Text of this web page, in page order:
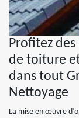
Profitez
de toiture
dans tout
Nettoyage
La mise en œuvre